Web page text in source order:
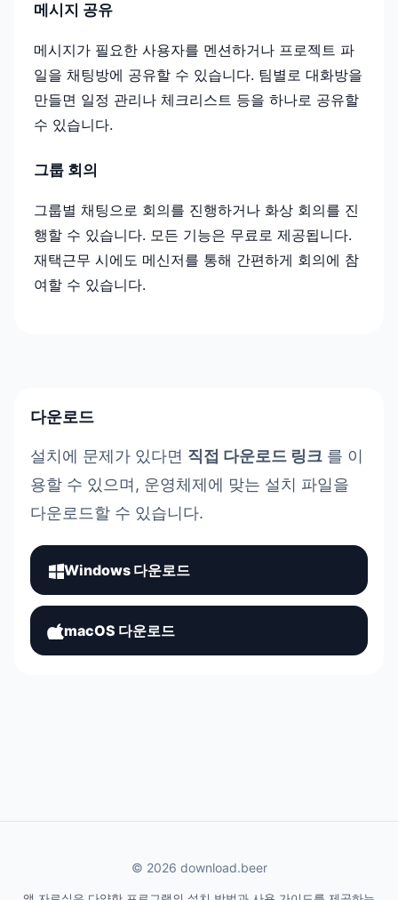
메시지 공유
메시지가 필요한 사용자를 멘션하거나 프로젝트 파
일을 채팅방에 공유할 수 있습니다. 팀별로 대화방을
만들면 일정 관리나 체크리스트 등을 하나로 공유할
수 있습니다.
그룹 회의
그룹별 채팅으로 회의를 진행하거나 화상 회의를 진
행할 수 있습니다. 모든 기능은 무료로 제공됩니다.
재택근무 시에도 메신저를 통해 간편하게 회의에 참
여할 수 있습니다.
다운로드
설치에 문제가 있다면 직접 다운로드 링크 를 이
용할 수 있으며, 운영체제에 맞는 설치 파일을
다운로드할 수 있습니다.
Windows 다운로드
macOS 다운로드
© 2026 download.beer